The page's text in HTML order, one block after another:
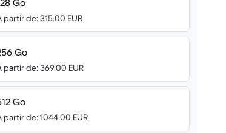
Go
partir de: 315.00 EUR
Go
partir de: 369.00 EUR
Go
partir de: 1044.00 EUR